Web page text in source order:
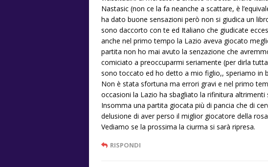
Nastasic (non ce la fa neanche a scattare, è
ha dato buone sensazioni però non si giudica un
sono daccorto con te ed Italiano che giudicate
anche nel primo tempo la Lazio aveva giocato
partita non ho mai avuto la senzazione che
comiciato a preoccuparmi seriamente (per dirla
sono toccato ed ho detto a mio figlio,, speriamo in
Non è stata sfortuna ma errori gravi e nel primo
occasioni la Lazio ha sbagliato la rifinitura
Insomma una partita giocata più di pancia che di
delusione di aver perso il miglior giocatore della
Vediamo se la prossima la ciurma si sarà ripresa.
RISPONDI